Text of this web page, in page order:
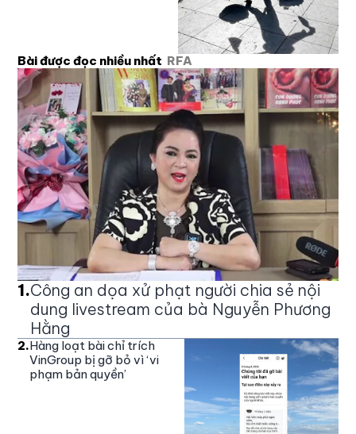
Bài được đọc nhiều nhất RFA
1.Công an dọa xử phạt người chia sẻ nội
dung livestream của bà Nguyễn Phương
Hằng
2.Hàng loạt bài chỉ trích
VinGroup bị gỡ bỏ vì ‘vi
phạm bản quyền’